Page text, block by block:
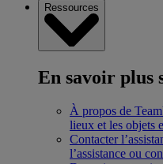
Ressources
En savoir plus
À propos de
lieux et les objets
Contacter
l’assistance ou